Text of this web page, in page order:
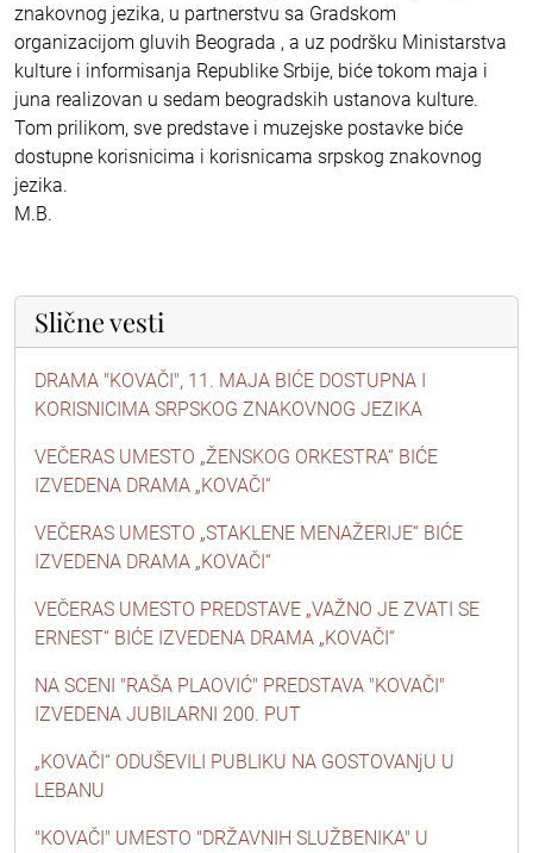
znakovnog jezika, u partnerstvu sa Gradskom
organizacijom gluvih Beograda , a uz podršku Ministarstva
kulture i informisanja Republike Srbije, biće tokom maja i
juna realizovan u sedam beogradskih ustanova kulture.
Tom prilikom, sve predstave i muzejske postavke biće
dostupne korisnicima i korisnicama srpskog znakovnog
jezika.
M.B.
Slične vesti
DRAMA "KOVAČI", 11. MAJA BIĆE DOSTUPNA I
KORISNICIMA SRPSKOG ZNAKOVNOG JEZIKA
VEČERAS UMESTO „ŽENSKOG ORKESTRA“ BIĆE
IZVEDENA DRAMA „KOVAČI“
VEČERAS UMESTO „STAKLENE MENAŽERIJE“ BIĆE
IZVEDENA DRAMA „KOVAČI“
VEČERAS UMESTO PREDSTAVE „VAŽNO JE ZVATI SE
ERNEST“ BIĆE IZVEDENA DRAMA „KOVAČI“
NA SCENI "RAŠA PLAOVIĆ" PREDSTAVA "KOVAČI"
IZVEDENA JUBILARNI 200. PUT
„KOVAČI“ ODUŠEVILI PUBLIKU NA GOSTOVANjU U
LEBANU
"KOVAČI" UMESTO "DRŽAVNIH SLUŽBENIKA" U